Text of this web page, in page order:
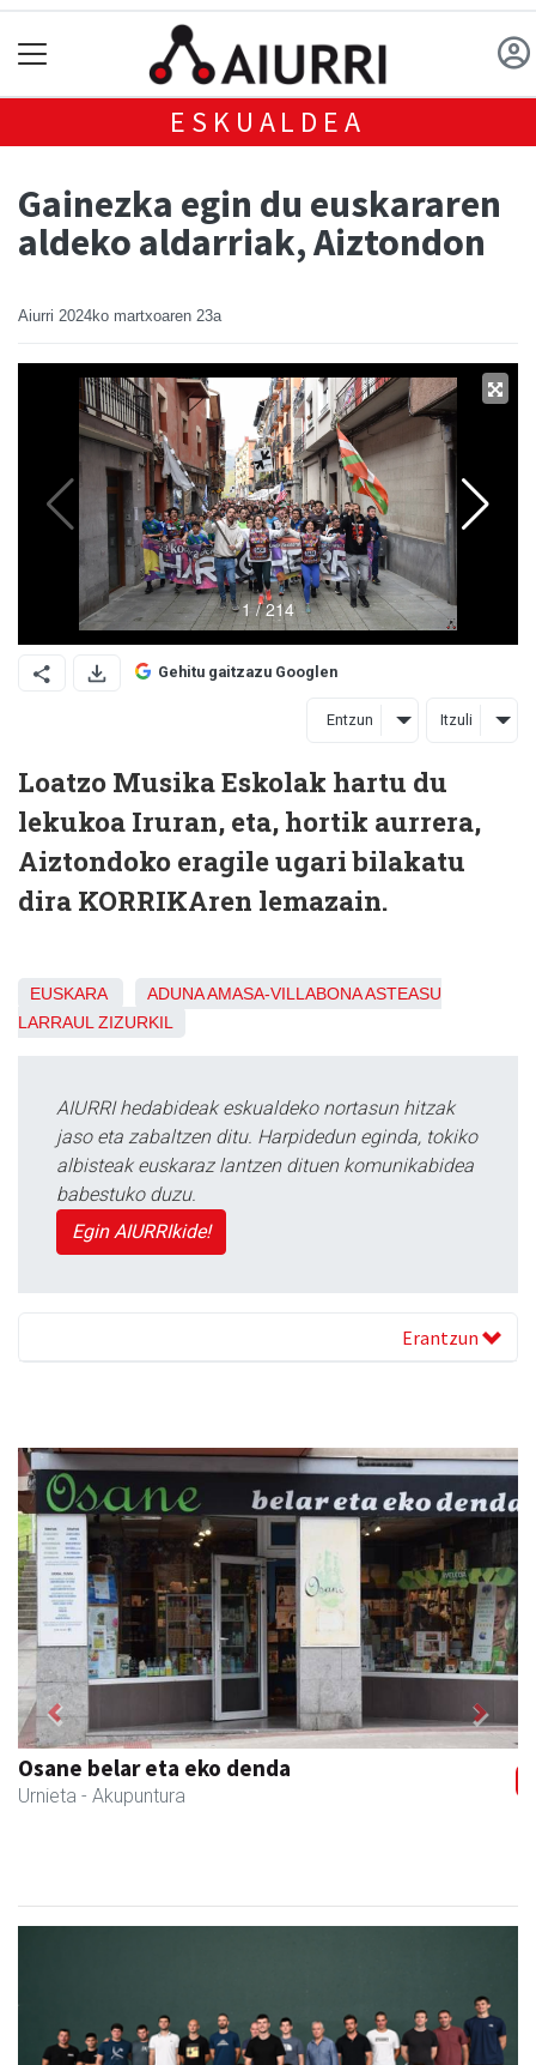
ESKUALDEA
Gainezka egin du euskararen
aldeko aldarriak, Aiztondon
Aiurri 2024ko martxoaren 23a
Gehitu gaitzazu Googlen
Entzun Itzuli
Loatzo Musika Eskolak hartu du
lekukoa Iruran, eta, hortik aurrera,
Aiztondoko eragile ugari bilakatu
dira KORRIKAren lemazain.
EUSKARA ADUNAAMASA-VILLABONAASTEASU
LARRAUL ZIZURKIL
AIURRI hedabideak eskualdeko nortasun hitzak
jaso eta zabaltzen ditu. Harpidedun eginda, tokiko
albisteak euskaraz lantzen dituen komunikabidea
babestuko duzu.
Egin AIURRIkide!
Erantzun
Larraulgo herri ostatua
Larraul - Jatetxeak
Previous Next